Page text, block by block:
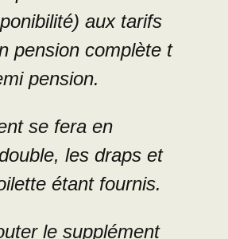
aux tarifs
pension complète t
pension.
se fera en
les draps et
étant fournis.
le supplément